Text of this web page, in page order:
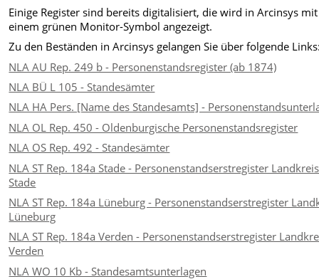
Einige Register sind bereits digitalisiert, die wird in Arcinsys mit
einem grünen Monitor-Symbol angezeigt.
Zu den Beständen in Arcinsys gelangen Sie über folgende
NLA AU Rep. 249 b - Personenstandsregister (ab 1874)
NLA BÜ L 105 - Standesämter
NLA HA Pers. [Name des Standesamts] -
NLA OL Rep. 450 - Oldenburgische Personenstandsregister
NLA OS Rep. 492 - Standesämter
NLA ST Rep. 184a Stade - Personenstandserstregister Landkreis
Stade
NLA ST Rep. 184a Lüneburg - Personenstandserstregister
Lüneburg
NLA ST Rep. 184a Verden - Personenstandserstregister
Verden
NLA WO 10 Kb - Standesamtsunterlagen